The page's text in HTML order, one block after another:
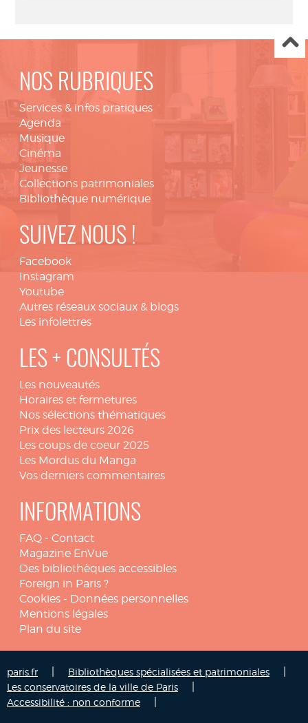
NOS RUBRIQUES
Services & infos pratiques
Agenda
Musique
Cinéma
Jeunesse
Collections patrimoniales
Bibliothèque numérique
SUIVEZ NOUS !
Facebook
Instagram
Youtube
Autres réseaux sociaux & blogs
Les infolettres
LES + CONSULTÉS
Les nouveautés
Horaires et fermetures
Nos sélections thématiques
Prix des lecteurs 2026
Les coups de coeur 2025
Les Mordus du Manga
Vos derniers commentaires
INFORMATIONS
FAQ - Contact
Magazine EnVue
Des bibliothèques accessibles
Foreign in Paris ?
Cookies - Données personnelles
Mentions légales
Plan du site
paris.fr Bibliothèques spécialisées et patrimoniales
Les conservatoires de la ville de Paris
Accessibilité : non conforme